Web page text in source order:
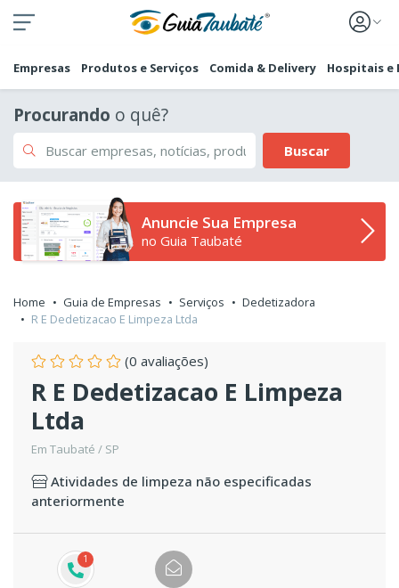
Empresas Produtos e Serviços Comida & Delivery Hospitais e
Procurando o quê?
Buscar
Anuncie Sua Empresa
no Guia Taubaté
Home Guia de Empresas Serviços
Dedetizadora
R E Dedetizacao E Limpeza Ltda
(0 avaliações)
R E Dedetizacao E Limpeza
Ltda
Em Taubaté / SP
Atividades de limpeza não especificadas
anteriormente
1